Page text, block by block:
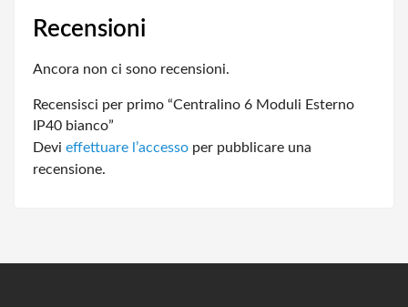
Recensioni
Ancora non ci sono recensioni.
Recensisci per primo “Centralino 6 Moduli Esterno
IP40 bianco”
Devi effettuare l’accesso per pubblicare una
recensione.